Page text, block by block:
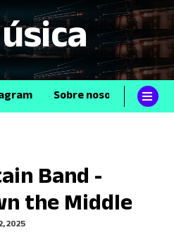
Sobre nosotros
Band -
the Middle
2025